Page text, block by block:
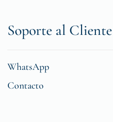
Soporte al Cliente
WhatsApp
Contacto